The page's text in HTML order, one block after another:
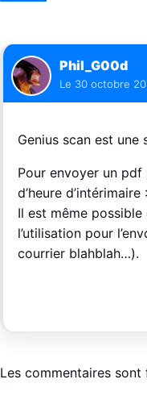
Phil_G00d
Le 30 octobre
Genius scan est une
Pour envoyer un
d’heure
Il est même
l’utilisation pour
courrier blahblah…).
Les commentaires sont